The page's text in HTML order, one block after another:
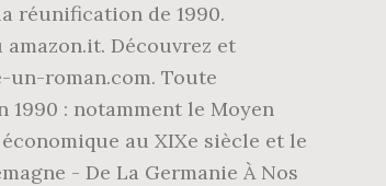
réunification de 1990.
Découvrez et
un-roman.com. Toute
: notamment le Moyen
au XIXe siècle et le
- De La Germanie À Nos